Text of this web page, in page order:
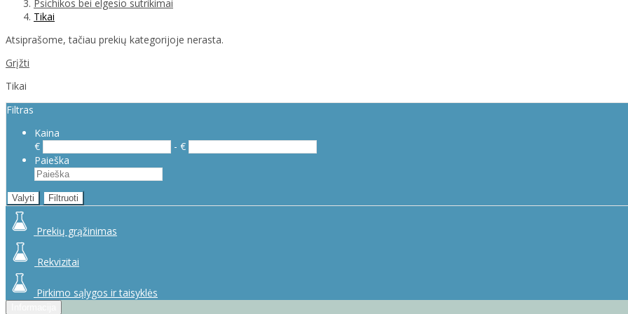
Psichikos bei elgesio sutrikimai
Tikai
Atsiprašome, tačiau prekių kategorijoje nerasta.
Grįžti
Tikai
Filtras
Kaina
€
- €
Paieška
Valyti Filtruoti
Prekių grąžinimas
Rekvizitai
Pirkimo sąlygos ir taisyklės